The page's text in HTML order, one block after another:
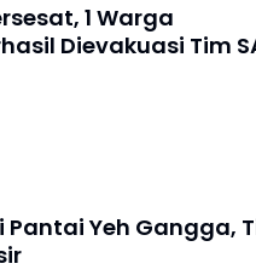
1 Warga
Dievakuasi Tim
Pantai Yeh Gangga,